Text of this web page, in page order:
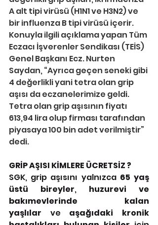
A alt tipi virüsü (H1N1 ve H3N2) ve
bir influenza B tipi virüsü içerir.
Konuyla ilgili açıklama yapan Tüm
Eczacı İşverenler Sendikası (TEİS)
Genel Başkanı Ecz. Nurten
Saydan, “Ayrıca geçen seneki gibi
4 değerlikli yani tetra olan grip
aşısı da eczanelerimize geldi.
Tetra olan grip aşısının fiyatı
613,94 lira olup firması tarafından
piyasaya 100 bin adet verilmiştir”
dedi.
GRİP AŞISI KİMLERE ÜCRETSİZ ?
SGK, grip aşısını yalnızca 65 yaş
üstü bireyler, huzurevi ve
bakımevlerinde kalan
yaşlılar ve aşağıdaki kronik